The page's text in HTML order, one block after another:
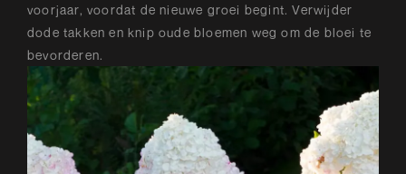
voorjaar, voordat de nieuwe groei begint. Verwijder
dode takken en knip oude bloemen weg om de bloei te
bevorderen.